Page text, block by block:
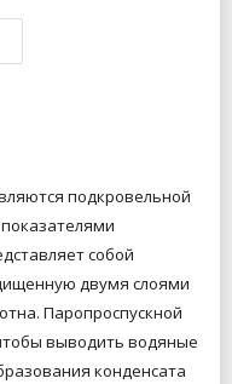
подкровельной
собой
двумя слоями
Паропроспускной
выводить водяные
конденсата